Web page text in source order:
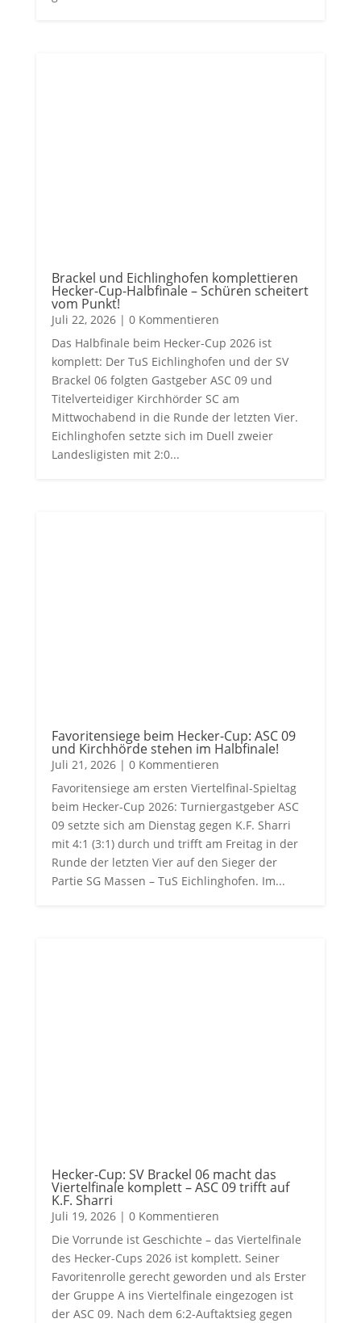
Brackel und Eichlinghofen komplettieren
Hecker-Cup-Halbfinale – Schüren scheitert
vom Punkt!
Juli 22, 2026| 0 Kommentieren
Das Halbfinale beim Hecker-Cup 2026 ist
komplett: Der TuS Eichlinghofen und der SV
Brackel 06 folgten Gastgeber ASC 09 und
Titelverteidiger Kirchhörder SC am
Mittwochabend in die Runde der letzten Vier.
Eichlinghofen setzte sich im Duell zweier
Landesligisten mit 2:0...
Favoritensiege beim Hecker-Cup: ASC 09
und Kirchhörde stehen im Halbfinale!
Juli 21, 2026| 0 Kommentieren
Favoritensiege am ersten Viertelfinal-Spieltag
beim Hecker-Cup 2026: Turniergastgeber ASC
09 setzte sich am Dienstag gegen K.F. Sharri
mit 4:1 (3:1) durch und trifft am Freitag in der
Runde der letzten Vier auf den Sieger der
Partie SG Massen – TuS Eichlinghofen. Im...
Hecker-Cup: SV Brackel 06 macht das
Viertelfinale komplett – ASC 09 trifft auf
K.F. Sharri
Juli 19, 2026| 0 Kommentieren
Die Vorrunde ist Geschichte – das Viertelfinale
des Hecker-Cups 2026 ist komplett. Seiner
Favoritenrolle gerecht geworden und als Erster
der Gruppe A ins Viertelfinale eingezogen ist
der ASC 09. Nach dem 6:2-Auftaktsieg gegen